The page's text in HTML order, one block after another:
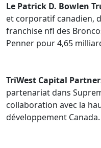
Le Patrick D. Bowlen
et corporatif canadien,
franchise nfl des
Penner pour 4,65
TriWest Capital
partenariat dans
collaboration avec la
développement Canada.